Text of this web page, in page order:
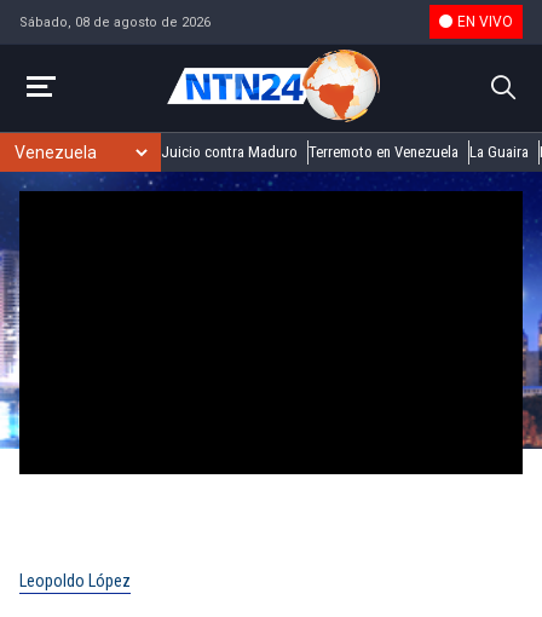
Sábado, 08 de agosto de 2026 EN VIVO
Juicio contra Maduro Terremoto en Venezuela La Guaira
Leopoldo López